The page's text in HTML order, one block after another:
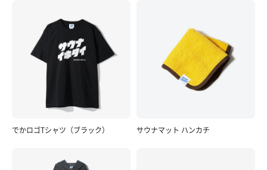
でかロゴTシャツ（ブラック） サウナマット ハンカチ